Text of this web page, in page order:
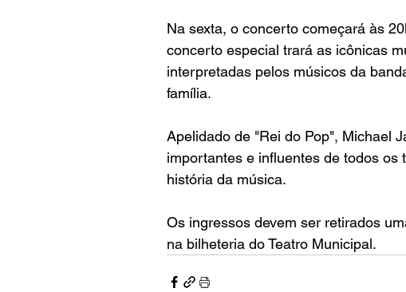
Na sexta, o concerto começará às
concerto especial trará as icônicas
interpretadas pelos músicos da
família.
Apelidado de "Rei do Pop", Michael
importantes e influentes de todos
história da música.
Os ingressos devem ser retirados
na bilheteria do Teatro Municipal.